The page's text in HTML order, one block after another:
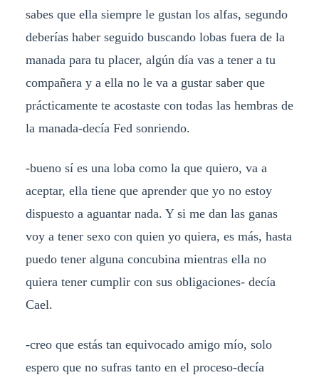
sabes que ella siempre le gustan los alfas, segundo
deberías haber seguido buscando lobas fuera de la
manada para tu placer, algún día vas a tener a tu
compañera y a ella no le va a gustar saber que
prácticamente te acostaste con todas las hembras de
la manada-decía Fed sonriendo.
-bueno sí es una loba como la que quiero, va a
aceptar, ella tiene que aprender que yo no estoy
dispuesto a aguantar nada. Y si me dan las ganas
voy a tener sexo con quien yo quiera, es más, hasta
puedo tener alguna concubina mientras ella no
quiera tener cumplir con sus obligaciones- decía
Cael.
-creo que estás tan equivocado amigo mío, solo
espero que no sufras tanto en el proceso-decía